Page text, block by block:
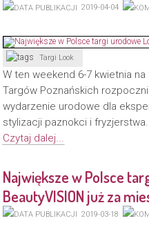
2019-04-04
Targi Look
W ten weekend 6-7 kwietnia
Targów Poznańskich
wydarzenie urodowe dla
stylizacji paznokci i
Czytaj dalej...
Największe w Polsce
BeautyVISION już za
2019-03-18